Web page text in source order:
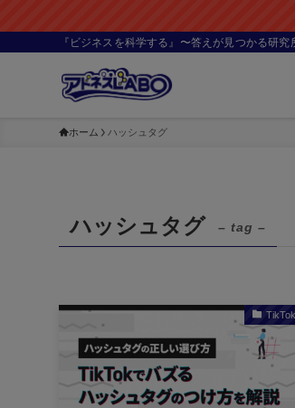
『ビジネスを科学する』〜答えが見つかる研
ホーム ハッシュタグ
ハッシュタグ – tag –
TikTok